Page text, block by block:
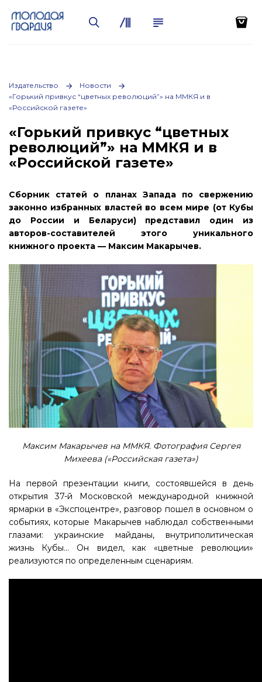
Издательство
Новости
«Горький привкус “цветных революций”» на ММКЯ и в
«Российской газете»
«Горький привкус “цветных
революций”» на ММКЯ и в
«Российской газете»
Сборник статей о планах Запада по свержению
законно избранных властей во всем мире (от Кубы
до России и Беларуси) представил один из
авторов-составителей этого уникального
книжного проекта — Максим Макарычев.
Максим Макарычев на ММКЯ. Фотография Сергея
Михеева («Российская газета»)
На первой презентации книги, состоявшейся в день
открытия 37-й Московской международной книжной
ярмарки в «Экспоцентре», разговор пошел в основном о
событиях, которые Макарычев наблюдал собственными
глазами: украинские майданы, внутриполитическая
жизнь Кубы… Он видел, как «цветные революции»
реализуются по определенным сценариям.